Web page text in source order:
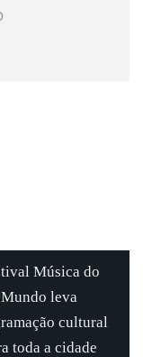
Música do
Mundo leva
cultural
toda a cidade